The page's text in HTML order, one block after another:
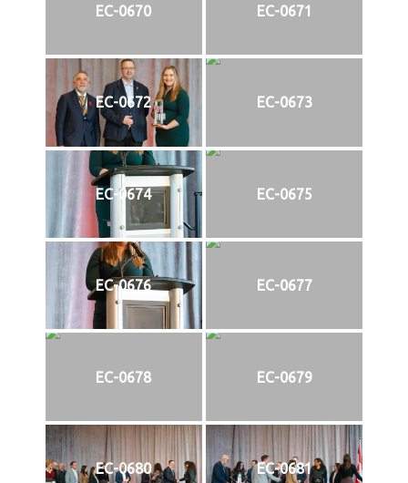
EC-0670 EC-0671
EC-0672 EC-0673
EC-0674 EC-0675
EC-0676 EC-0677
EC-0678 EC-0679
EC-0680 EC-0681